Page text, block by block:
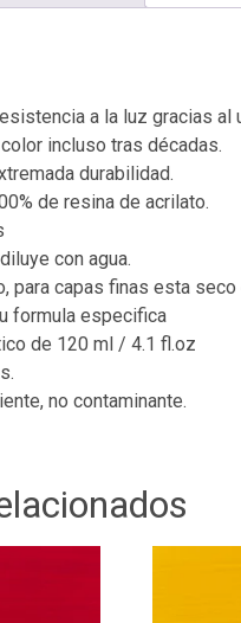
a la luz gracias
incluso tras décadas.
durabilidad.
de resina de acrilato.
con agua.
para capas finas esta
formula especifica
de 120 ml / 4.1 fl.oz
no contaminante.